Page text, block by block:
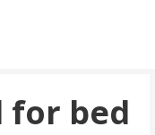
for bed